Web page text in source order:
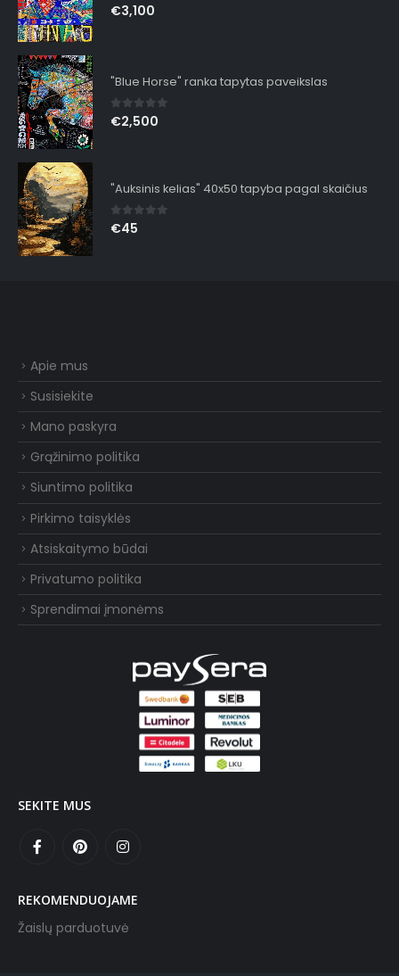
0out of 5
€3,100
"Blue Horse" ranka tapytas paveikslas
0out of 5
€2,500
"Auksinis kelias" 40x50 tapyba pagal skaičius
0out of 5
€45
Apie mus
Susisiekite
Mano paskyra
Grąžinimo politika
Siuntimo politika
Pirkimo taisyklės
Atsiskaitymo būdai
Privatumo politika
Sprendimai įmonėms
SEKITE MUS
REKOMENDUOJAME
Žaislų parduotuvė